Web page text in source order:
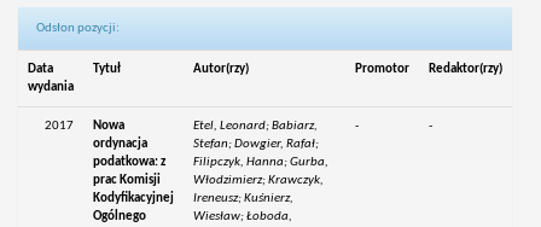
Odsłon pozycji:
Data
wydania
Tytuł Autor(rzy) Promotor Redaktor(rzy)
2017
Nowa
ordynacja
podatkowa: z
prac Komisji
Kodyfikacyjnej
Ogólnego
Etel, Leonard; Babiarz,
Stefan; Dowgier, Rafał;
Filipczyk, Hanna; Gurba,
Włodzimierz; Krawczyk,
Ireneusz; Kuśnierz,
Wiesław; Łoboda,
- -